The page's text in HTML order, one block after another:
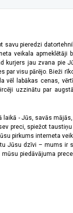
pieredzi
veikala apmeklētāji
kurjers jau zvana pie
par visu pārējo. Bieži
vēl labākas cenas,
uzzinātu par
laikā - Jūs, savās
preci, spiežot taustiņu
pirkums interneta
Jūsu dzīvi – mums ir
piedāvājuma